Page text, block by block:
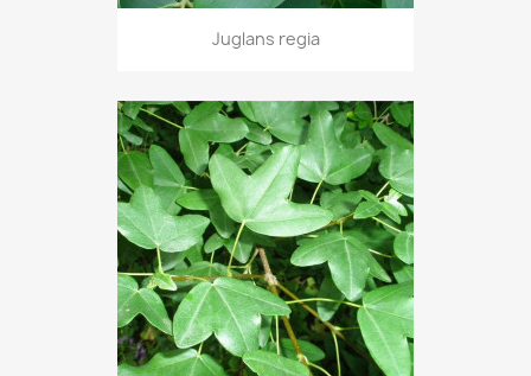
Juglans regia